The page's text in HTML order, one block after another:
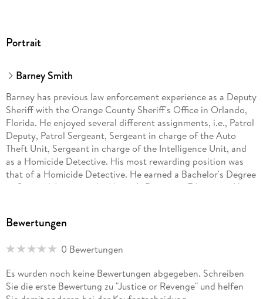
Portrait
Barney Smith
Barney has previous law enforcement experience as a Deputy
Sheriff with the Orange County Sheriff's Office in Orlando,
Florida. He enjoyed several different assignments, i.e., Patrol
Deputy, Patrol Sergeant, Sergeant in charge of the Auto
Theft Unit, Sergeant in charge of the Intelligence Unit, and
as a Homicide Detective. His most rewarding position was
that of a Homicide Detective. He earned a Bachelor's Degree
in Criminal Justice and a Master's Degree in Education. His
factual humorous books and a factual murder mystery novel
Bewertungen
0 Bewertungen
Es wurden noch keine Bewertungen abgegeben. Schreiben
Sie die erste Bewertung zu "Justice or Revenge" und helfen